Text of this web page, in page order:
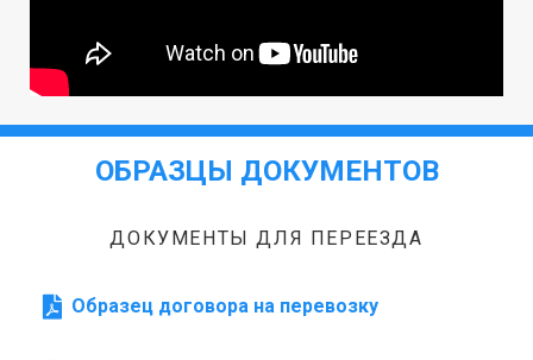
ОБРАЗЦЫ ДОКУМЕНТОВ
ДОКУМЕНТЫ ДЛЯ ПЕРЕЕЗДА
Образец договора на перевозку